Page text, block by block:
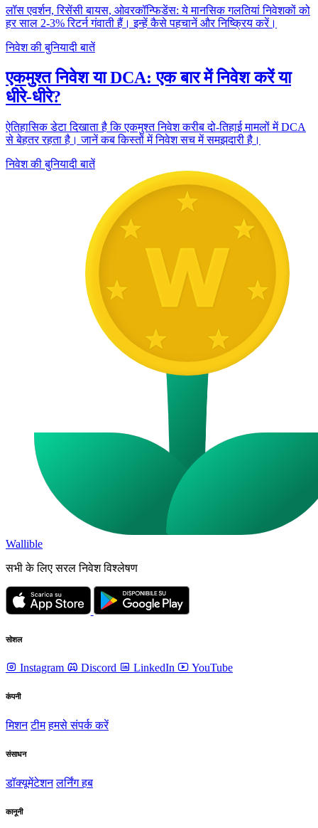
लॉस एवर्शन, रिसेंसी बायस, ओवरकॉन्फिडेंस: ये मानसिक गलतियां निवेशकों को
हर साल 2-3% रिटर्न गंवाती हैं। इन्हें कैसे पहचानें और निष्क्रिय करें।
निवेश की बुनियादी बातें
एकमुश्त निवेश या DCA: एक बार में निवेश करें या
धीरे-धीरे?
ऐतिहासिक डेटा दिखाता है कि एकमुश्त निवेश करीब दो-तिहाई मामलों में DCA
से बेहतर रहता है। जानें कब किस्तों में निवेश सच में समझदारी है।
निवेश की बुनियादी बातें
Wallible
सभी के लिए सरल निवेश विश्लेषण
सोशल
Instagram Discord LinkedIn YouTube
कंपनी
मिशन टीम हमसे संपर्क करें
संसाधन
डॉक्यूमेंटेशन लर्निंग हब
कानूनी